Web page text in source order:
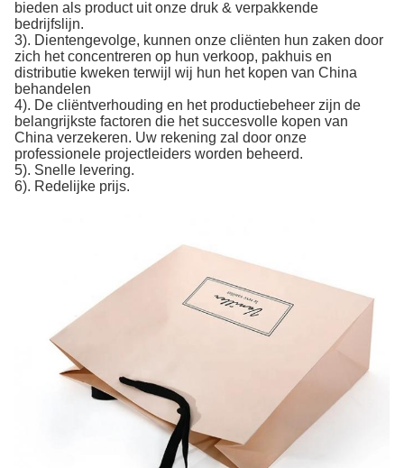
bieden als product uit onze druk & verpakkende
bedrijfslijn.
3). Dientengevolge, kunnen onze cliënten hun zaken door
zich het concentreren op hun verkoop, pakhuis en
distributie kweken terwijl wij hun het kopen van China
behandelen
4). De cliëntverhouding en het productiebeheer zijn de
belangrijkste factoren die het succesvolle kopen van
China verzekeren. Uw rekening zal door onze
professionele projectleiders worden beheerd.
5). Snelle levering.
6). Redelijke prijs.